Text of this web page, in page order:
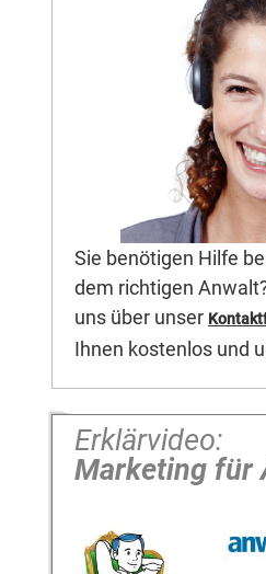
Sie benötigen Hilfe
dem richtigen
uns über unser
Ihnen kostenlos und
Erklärvideo:
Marketing für